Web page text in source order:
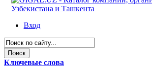
Вход
Ключевые слова